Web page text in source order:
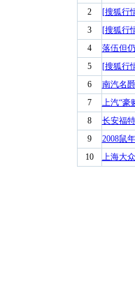
2
[搜狐行
3
[搜狐行
4
落伍但
5
[搜狐行
6
南汽名
7
上汽“豪
8
长安福
9
2008鼠
10
上海大